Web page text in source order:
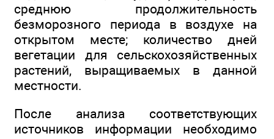
среднюю продолжительность
безморозного периода в воздухе на
открытом месте; количество дней
вегетации для сельскохозяйственных
растений, выращиваемых в данной
местности.
После анализа соответствующих
источников информации необходимо